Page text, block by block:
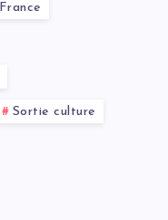
Sortie culture